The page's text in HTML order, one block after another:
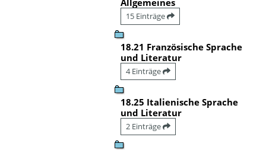
15 Einträge
18.21 Französische Sprache
und Literatur
4 Einträge
18.25 Italienische Sprache
und Literatur
2 Einträge